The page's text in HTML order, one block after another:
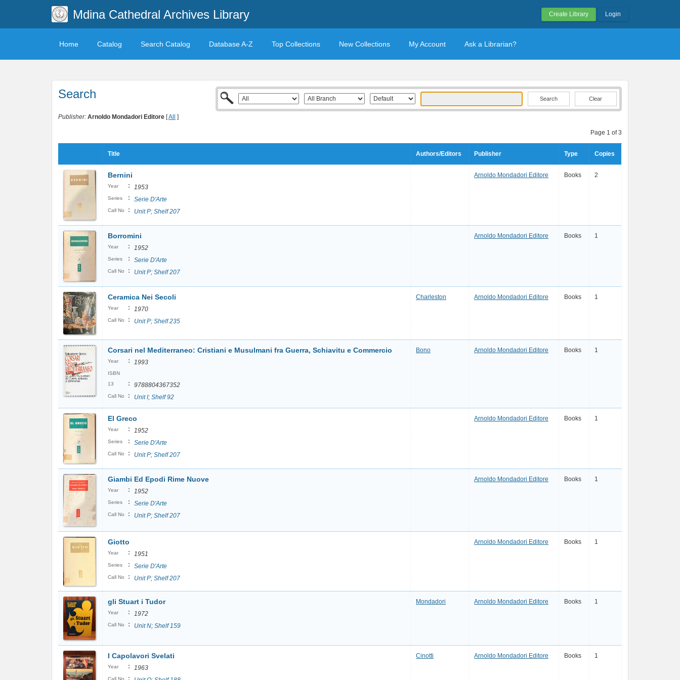
Mdina Cathedral Archives Library Create Library Login
Home Catalog Search Catalog Database A-Z Top Collections New Collections My Account Ask a Librarian?
Search Clear
Publisher: Arnoldo Mondadori Editore [All ]
Page 1 of 3
Title Authors/Editors Publisher Type Copies
Bernini
Year : 1953
Series : Serie D'Arte
Call No : Unit P; Shelf 207
Arnoldo Mondadori Editore Books 2
Borromini
Year : 1952
Series : Serie D'Arte
Call No : Unit P; Shelf 207
Arnoldo Mondadori Editore Books 1
Ceramica Nei Secoli
Year : 1970
Call No : Unit P; Shelf 235
Charleston Arnoldo Mondadori Editore Books 1
Corsari nel Mediterraneo: Cristiani e Musulmani fra Guerra, Schiavitu e Commercio
Year : 1993
ISBN
13
: 9788804367352
Call No : Unit I; Shelf 92
Bono Arnoldo Mondadori Editore Books 1
El Greco
Year : 1952
Series : Serie D'Arte
Call No : Unit P; Shelf 207
Arnoldo Mondadori Editore Books 1
Giambi Ed Epodi Rime Nuove
Year : 1952
Series : Serie D'Arte
Call No : Unit P; Shelf 207
Arnoldo Mondadori Editore Books 1
Giotto
Year : 1951
Series : Serie D'Arte
Call No : Unit P; Shelf 207
Arnoldo Mondadori Editore Books 1
gli Stuart i Tudor
Year : 1972
Call No : Unit N; Shelf 159
Mondadori Arnoldo Mondadori Editore Books 1
I Capolavori Svelati
Year : 1963
Call No :
Cinotti Arnoldo Mondadori Editore Books 1